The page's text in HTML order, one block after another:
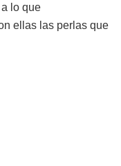
lo que
ellas las perlas que